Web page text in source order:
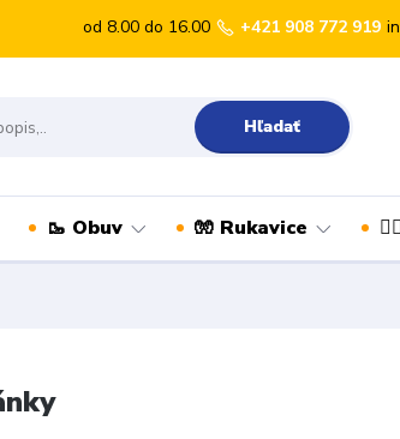
Hľadať
od 8.00 do 16.00 +421 908 772 919
🥾 Obuv 🧤 Rukavice